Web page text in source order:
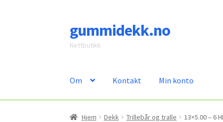
Hopp
til
navigasjon
Hopp
til
innhold
gummidekk.no
Nettbutikk
Om Kontakt Min konto
Hjem Dekk Trillebår og tralle 13×5.00 – 6